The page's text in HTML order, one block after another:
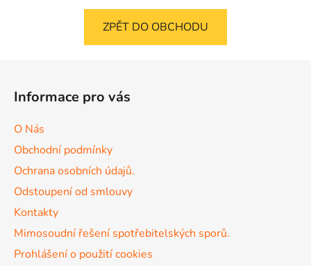
ZPĚT DO OBCHODU
Informace pro vás
O Nás
Obchodní podmínky
Ochrana osobních údajů.
Odstoupení od smlouvy
Kontakty
Mimosoudní řešení spotřebitelských sporů.
Prohlášení o použití cookies